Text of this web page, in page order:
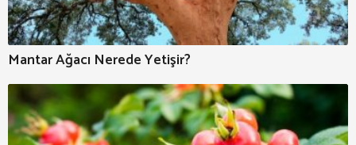
Mantar Ağacı Nerede Yetişir?